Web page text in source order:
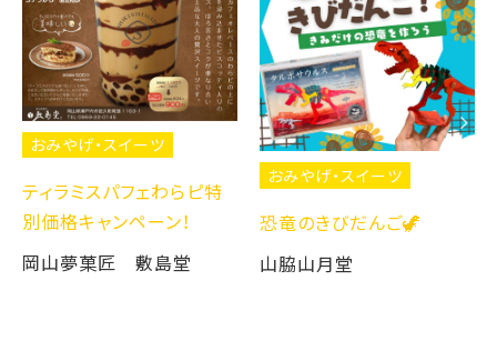
おみやげ・スイーツ
ティラミスパフェわらピ特
別価格キャンペーン！
岡山夢菓匠 敷島堂
おみやげ・スイーツ
恐竜のきびだんご🦖
山脇山月堂